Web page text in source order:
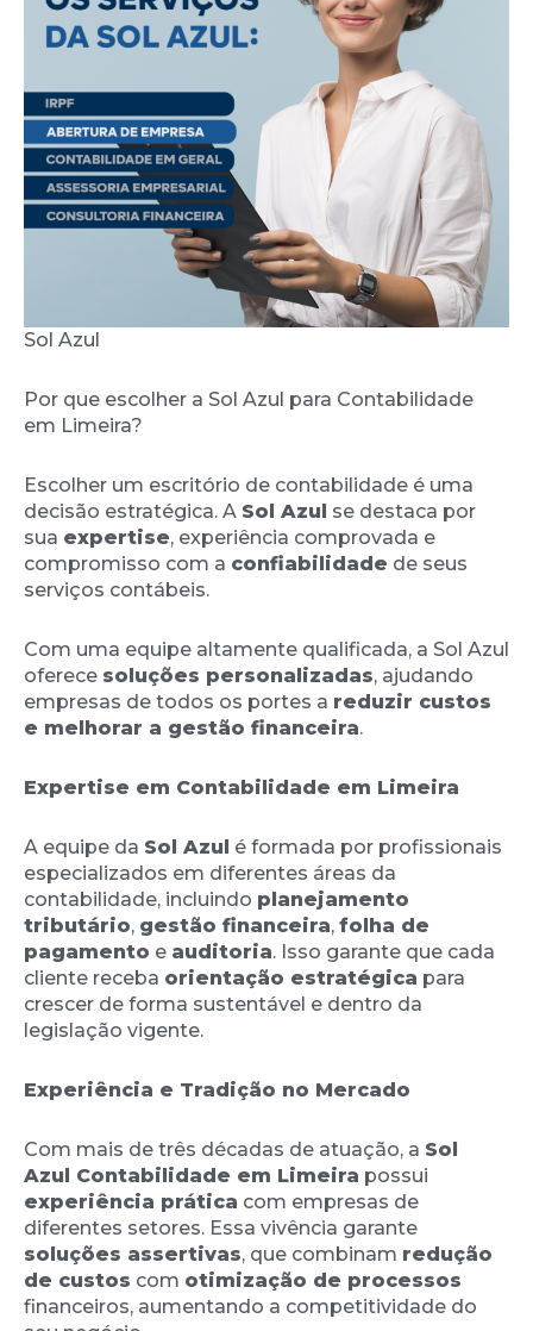
Sol Azul
Por que escolher a Sol Azul para Contabilidade
em Limeira?
Escolher um escritório de contabilidade é uma
decisão estratégica. A Sol Azul se destaca por
sua expertise, experiência comprovada e
compromisso com a confiabilidade de seus
serviços contábeis.
Com uma equipe altamente qualificada, a Sol Azul
oferece soluções personalizadas, ajudando
empresas de todos os portes a reduzir custos
e melhorar a gestão financeira.
Expertise em Contabilidade em Limeira
A equipe da Sol Azul é formada por profissionais
especializados em diferentes áreas da
contabilidade, incluindo planejamento
tributário, gestão financeira, folha de
pagamento e auditoria. Isso garante que cada
cliente receba orientação estratégica para
crescer de forma sustentável e dentro da
legislação vigente.
Experiência e Tradição no Mercado
Com mais de três décadas de atuação, a Sol
Azul Contabilidade em Limeira possui
experiência prática com empresas de
diferentes setores. Essa vivência garante
soluções assertivas, que combinam redução
de custos com otimização de processos
financeiros, aumentando a competitividade do